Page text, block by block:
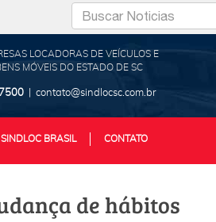
| contato@sindlocsc.com.br
LOCADORAS DE VEÍCULOS E
MÓVEIS DO ESTADO DE SC
de hábitos
SINDLOC BRASIL CONTATO